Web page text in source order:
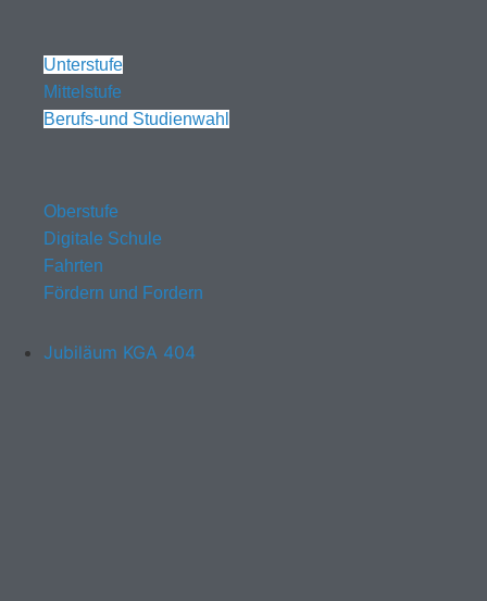
Unterstufe
Mittelstufe
Berufs-und Studienwahl
Oberstufe
Digitale Schule
Fahrten
Fördern und Fordern
Jubiläum KGA 404